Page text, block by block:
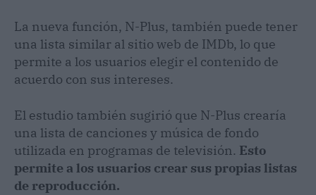
La nueva función, N-Plus, también puede tener
una lista similar al sitio web de IMDb, lo que
permite a los usuarios elegir el contenido de
acuerdo con sus intereses.
El estudio también sugirió que N-Plus crearía
una lista de canciones y música de fondo
utilizada en programas de televisión. Esto
permite a los usuarios crear sus propias listas
de reproducción.